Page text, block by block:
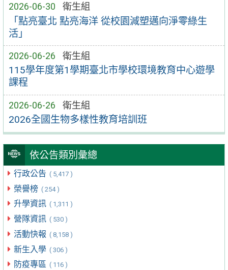
2026-06-30 衛生組
「點亮臺北 點亮海洋 從校園減塑邁向淨零綠生
活」
2026-06-26 衛生組
115學年度第1學期臺北市學校環境教育中心遊學
課程
2026-06-26 衛生組
2026全國生物多樣性教育培訓班
依公告類別彙總
行政公告 ( 5,417 )
榮譽榜 ( 254 )
升學資訊 ( 1,311 )
營隊資訊 ( 530 )
活動快報 ( 8,158 )
新生入學 ( 306 )
防疫專區 ( 116 )